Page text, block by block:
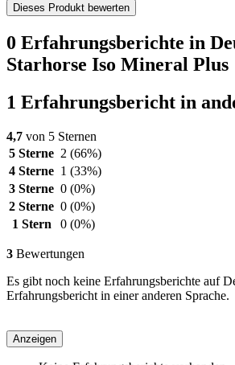
Dieses Produkt bewerten
0 Erfahrungsberichte in
Starhorse Iso Mineral Plus
1 Erfahrungsbericht in
4,7 von 5 Sternen
5 Sterne 2 (66%)
4 Sterne 1 (33%)
3 Sterne 0 (0%)
2 Sterne 0 (0%)
1 Stern
0 (0%)
3 Bewertungen
Es gibt noch keine Erfahrungsberichte auf
Erfahrungsbericht in einer anderen Sprache.
Anzeigen